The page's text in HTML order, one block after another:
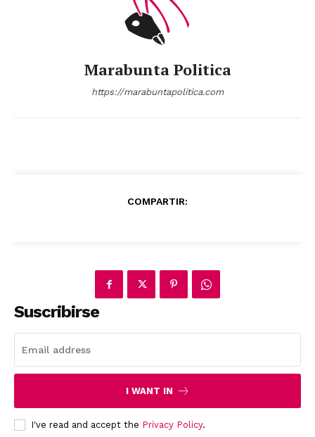
News Week
Company
About
Contact us
Marabunta Politica
https://marabuntapolitica.com
COMPARTIR:
Suscribirse
I WANT IN
I've read and accept the Privacy Policy.